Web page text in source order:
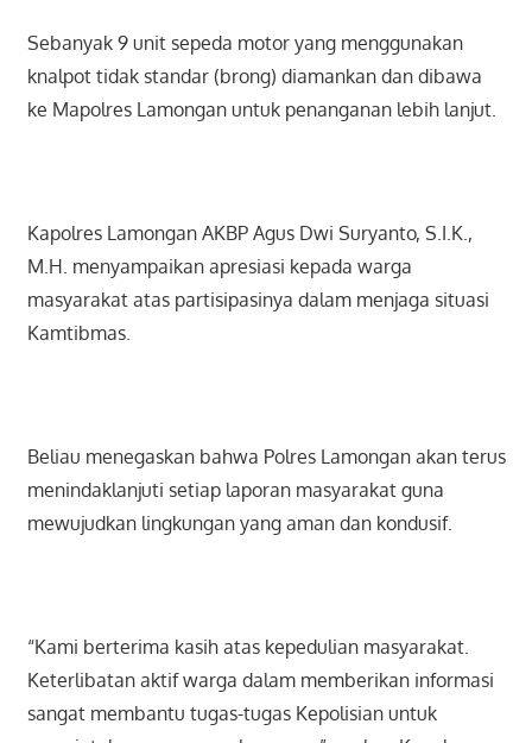
Sebanyak 9 unit sepeda motor yang menggunakan
knalpot tidak standar (brong) diamankan dan dibawa
ke Mapolres Lamongan untuk penanganan lebih lanjut.
Kapolres Lamongan AKBP Agus Dwi Suryanto, S.I.K.,
M.H. menyampaikan apresiasi kepada warga
masyarakat atas partisipasinya dalam menjaga situasi
Kamtibmas.
Beliau menegaskan bahwa Polres Lamongan akan terus
menindaklanjuti setiap laporan masyarakat guna
mewujudkan lingkungan yang aman dan kondusif.
“Kami berterima kasih atas kepedulian masyarakat.
Keterlibatan aktif warga dalam memberikan informasi
sangat membantu tugas-tugas Kepolisian untuk